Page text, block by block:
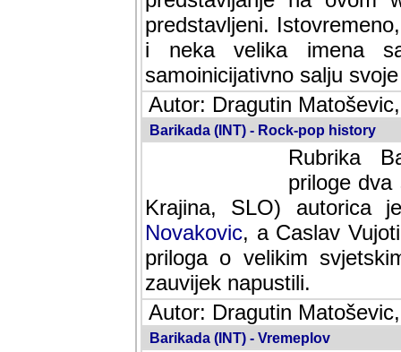
predstavljeni.
i neka velika imena
samoinicijativno salju
Autor: Dragutin
Barikada (INT) - Rock-pop history
Rubrika
dva
SLO) autorica je velikog
Caslav Vujotic
velikim svjetskim
napustili.
Autor: Dragutin
Barikada (INT) - Vremeplov